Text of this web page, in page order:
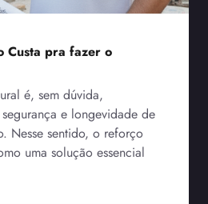
Custa pra fazer o
é, sem dúvida,
e longevidade de
Nesse sentido, o reforço
uma solução essencial